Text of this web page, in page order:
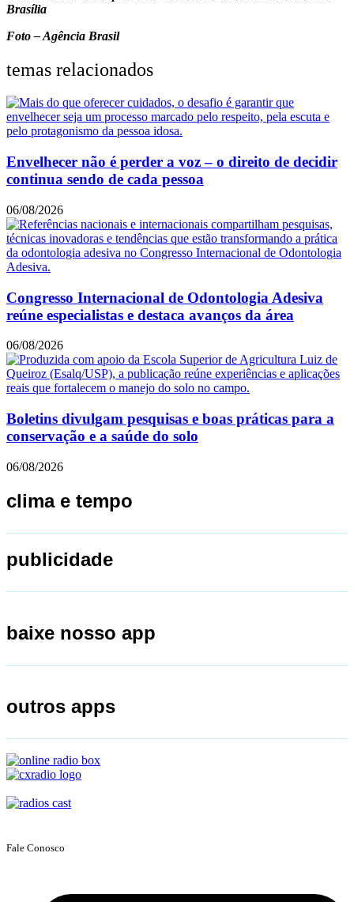
Brasília
Foto – Agência Brasil
temas relacionados
Envelhecer não é perder a voz – o direito de decidir
continua sendo de cada pessoa
06/08/2026
Congresso Internacional de Odontologia Adesiva
reúne especialistas e destaca avanços da área
06/08/2026
Boletins divulgam pesquisas e boas práticas para a
conservação e a saúde do solo
06/08/2026
clima e tempo
publicidade
baixe nosso app
outros apps
Fale Conosco